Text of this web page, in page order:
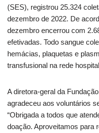
(SES), registrou 25.324
dezembro de 2022. De
dezembro encerrou com
efetivadas. Todo sangue
hemácias, plaquetas e
transfusional na rede
A diretora-geral da
agradeceu aos voluntários
“Obrigada a todos que
doação. Aproveitamos para